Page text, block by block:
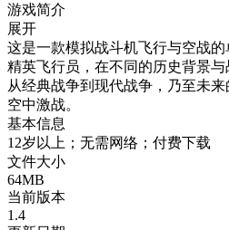
游戏简介
展开
这是一款模拟战斗机飞行与空战
精英飞行员，在不同的历史背景与
从经典战争到现代战争，乃至未
空中激战。
基本信息
12岁以上；无需网络；付费下载
文件大小
64MB
当前版本
1.4